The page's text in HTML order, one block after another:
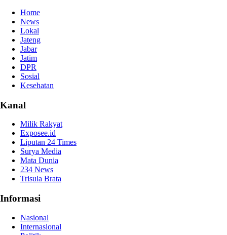
Home
News
Lokal
Jateng
Jabar
Jatim
DPR
Sosial
Kesehatan
Kanal
Milik Rakyat
Exposee.id
Liputan 24 Times
Surya Media
Mata Dunia
234 News
Trisula Brata
Informasi
Nasional
Internasional